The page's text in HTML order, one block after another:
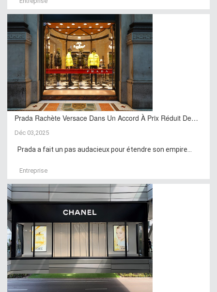
Prada Rachète Versace Dans Un Accord À Prix Réduit De…
Déc 03,2025
Prada a fait un pas audacieux pour étendre son empire...
Entreprise